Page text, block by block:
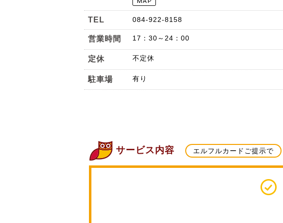
TEL 084-922-8158
営業時間 17：30～24：00
定休 不定休
駐車場 有り
サービス内容 エルフルカードご提示で